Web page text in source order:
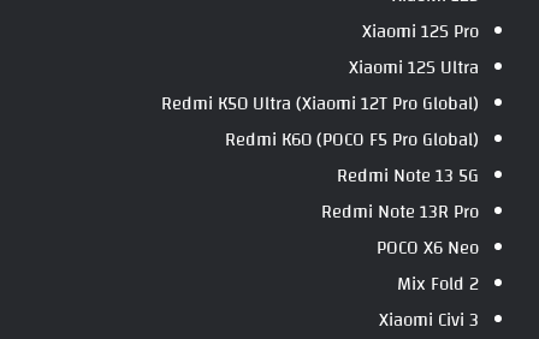
Xiaomi 12S Pro
Xiaomi 12S Ultra
Redmi K50 Ultra (Xiaomi 12T Pro Global)
Redmi K60 (POCO F5 Pro Global)
Redmi Note 13 5G
Redmi Note 13R Pro
POCO X6 Neo
Mix Fold 2
Xiaomi Civi 3